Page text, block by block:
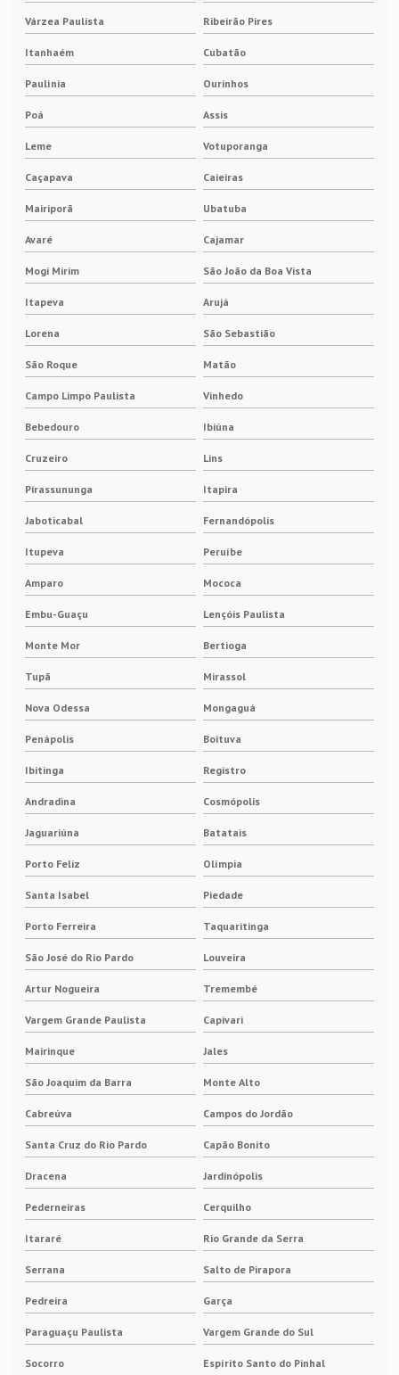
Isoladores elétricos de alta tensão
Pantografo para ponte rolante
Porta escova para anel de gerador
Várzea Paulista Ribeirão Pires
Itanhaém Cubatão
Paulínia Ourinhos
Poá Assis
Leme Votuporanga
Caçapava Caieiras
Mairiporã Ubatuba
Avaré Cajamar
Mogi Mirim São João da Boa Vista
Itapeva Arujá
Lorena São Sebastião
São Roque Matão
Campo Limpo Paulista Vinhedo
Bebedouro Ibiúna
Cruzeiro Lins
Pirassununga Itapira
Jaboticabal Fernandópolis
Itupeva Peruíbe
Amparo Mococa
Embu-Guaçu Lençóis Paulista
Monte Mor Bertioga
Tupã Mirassol
Nova Odessa Mongaguá
Penápolis Boituva
Ibitinga Registro
Andradina Cosmópolis
Jaguariúna Batatais
Porto Feliz Olímpia
Santa Isabel Piedade
Porto Ferreira Taquaritinga
São José do Rio Pardo Louveira
Artur Nogueira Tremembé
Vargem Grande Paulista Capivari
Mairinque Jales
São Joaquim da Barra Monte Alto
Cabreúva Campos do Jordão
Santa Cruz do Rio Pardo Capão Bonito
Dracena Jardinópolis
Pederneiras Cerquilho
Itararé Rio Grande da Serra
Serrana Salto de Pirapora
Pedreira Garça
Paraguaçu Paulista Vargem Grande do Sul
Socorro Espírito Santo do Pinhal